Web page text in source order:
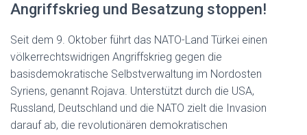
Angriffskrieg und Besatzung stoppen!
Seit dem 9. Oktober führt das NATO-Land Türkei einen
völkerrechtswidrigen Angriffskrieg gegen die
basisdemokratische Selbstverwaltung im Nordosten
Syriens, genannt Rojava. Unterstützt durch die USA,
Russland, Deutschland und die NATO zielt die Invasion
darauf ab, die revolutionären demokratischen